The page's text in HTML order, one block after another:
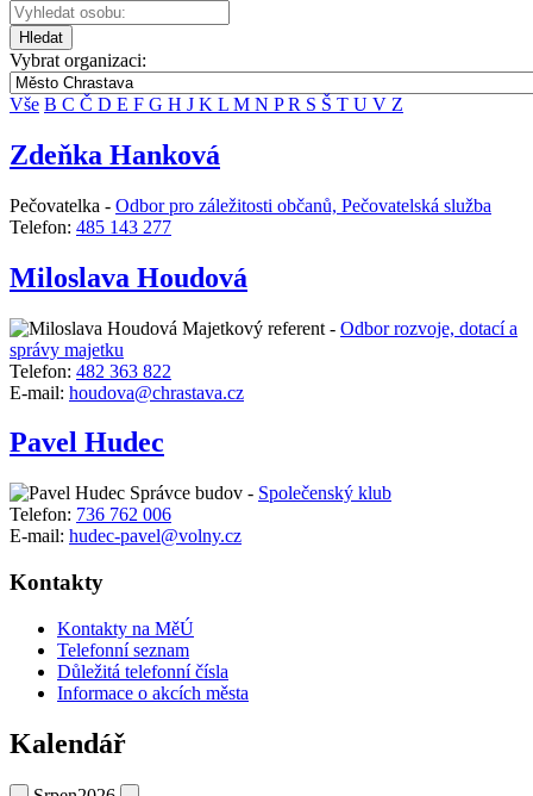
Hledat
Vybrat organizaci:
Vše B C Č D E F G H J K L M N PR S Š T U V Z
Zdeňka Hanková
Pečovatelka - Odbor pro záležitosti občanů, Pečovatelská služba
Telefon: 485 143 277
Miloslava Houdová
Majetkový referent - Odbor rozvoje, dotací a
správy majetku
Telefon: 482 363 822
E-mail: houdova@chrastava.cz
Pavel Hudec
Správce budov - Společenský klub
Telefon: 736 762 006
E-mail: hudec-pavel@volny.cz
Kontakty
Kontakty na MěÚ
Telefonní seznam
Důležitá telefonní čísla
Informace o akcích města
Kalendář